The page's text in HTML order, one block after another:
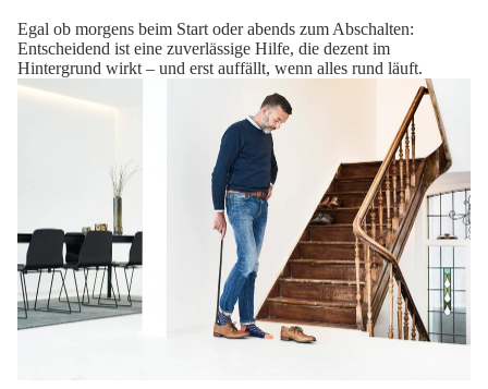
Egal ob morgens beim Start oder abends zum Abschalten:
Entscheidend ist eine zuverlässige Hilfe, die dezent im
Hintergrund wirkt – und erst auffällt, wenn alles rund läuft.